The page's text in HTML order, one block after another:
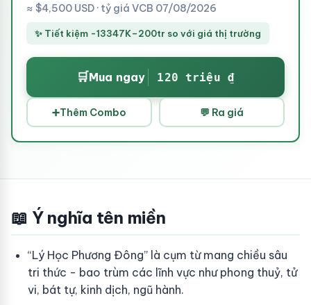
≈ $4,500 USD · tỷ giá VCB 07/08/2026
✨ Tiết kiệm -13347K–200tr so với giá thị trường
🛒Mua ngay 120 triệu ₫
➕Thêm Combo 💬 Ra giá
📖 Ý nghĩa tên miền
“Lý Học Phương Đông” là cụm từ mang chiều sâu
tri thức - bao trùm các lĩnh vực như phong thuỷ, tử
vi, bát tự, kinh dịch, ngũ hành.